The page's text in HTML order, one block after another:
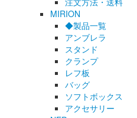
MIRION
◆製品一覧
アンブレラ
スタンド
クランプ
レフ板
バッグ
ソフトボックス
アクセサリー